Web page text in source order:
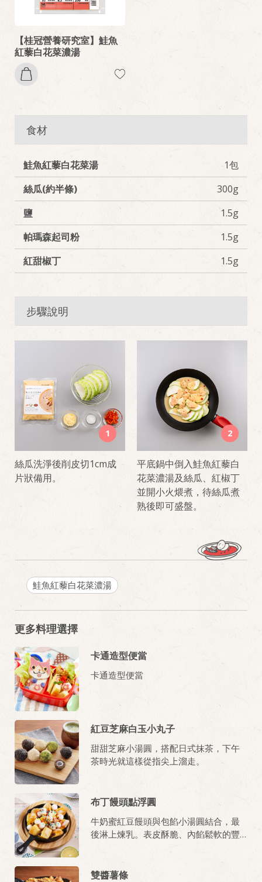
【桂冠營養研究室】鮭魚
紅藜白花菜濃湯
食材
鮭魚紅藜白花菜湯
1包
絲瓜(約半條)
300g
鹽
1.5g
帕瑪森起司粉
1.5g
紅甜椒丁
1.5g
步驟說明
1
絲瓜洗淨後削皮切1cm成
片狀備用。
2
平底鍋中倒入鮭魚紅藜白
花菜濃湯及絲瓜、紅椒丁
並開小火煨煮，待絲瓜煮
熟後即可盛盤。
鮭魚紅藜白花菜濃湯
更多料理選擇
卡通造型便當
卡通造型便當
紅豆芝麻白玉小丸子
甜甜芝麻小湯圓，搭配日式抹茶，下午
茶時光就這樣從指尖上溜走。
布丁饅頭點浮圓
牛奶蜜紅豆饅頭與包餡小湯圓結合，最
後淋上煉乳。表皮酥脆、內餡鬆軟的豐
雙醬薯條